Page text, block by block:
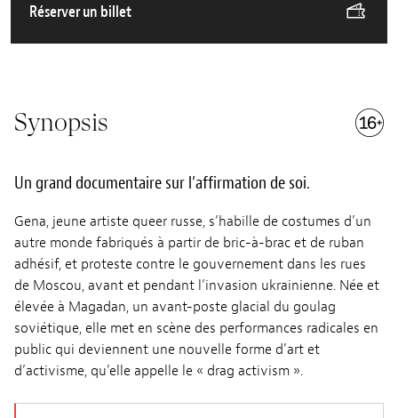
Réserver un billet
Synopsis
Un grand documentaire sur l’affirmation de soi.
Gena, jeune artiste queer russe, s’habille de costumes d’un
autre monde fabriqués à partir de bric-à-brac et de ruban
adhésif, et proteste contre le gouvernement dans les rues
de Moscou, avant et pendant l’invasion ukrainienne. Née et
élevée à Magadan, un avant-poste glacial du goulag
soviétique, elle met en scène des performances radicales en
public qui deviennent une nouvelle forme d’art et
d’activisme, qu’elle appelle le « drag activism ».